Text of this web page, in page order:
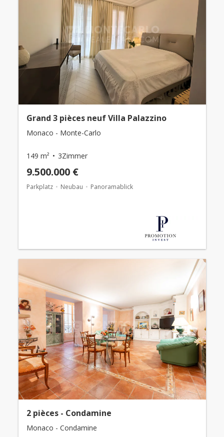
Grand 3 pièces neuf Villa Palazzino
Monaco - Monte-Carlo
149 m² 3Zimmer
9.500.000 €
Parkplatz Neubau Panoramablick
2 pièces - Condamine
Monaco - Condamine